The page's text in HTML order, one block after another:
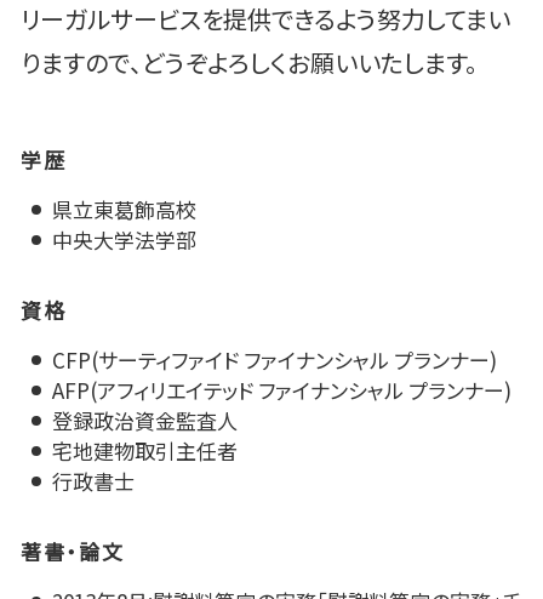
リーガルサービスを提供できるよう努力してまい
りますので、どうぞよろしくお願いいたします。
学歴
県立東葛飾高校
中央大学法学部
資格
CFP(サーティファイド ファイナンシャル プランナー)
AFP(アフィリエイテッド ファイナンシャル プランナー)
登録政治資金監査人
宅地建物取引主任者
行政書士
著書・論文